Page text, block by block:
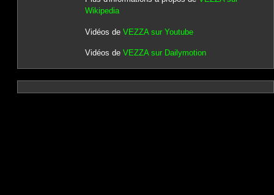
Wikipedia
Vidéos de VEZZA sur Youtube
Vidéos de VEZZA sur Dailymotion